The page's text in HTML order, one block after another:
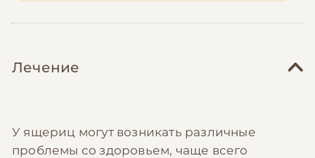
Лечение
У ящериц могут возникать различные
проблемы со здоровьем, чаще всего